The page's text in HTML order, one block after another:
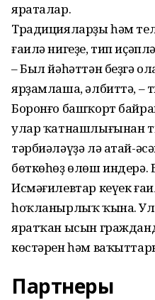
яраталар.
Традицияларҙы һәм
ғаилә нигеҙе, тип
– Был йәһәттән беҙгә
ярҙамлаша, әлбиттә, –
Боронғо башҡорт
улар ҡатнашлығынан
тәрбиәләүҙә лә атай-
бөткөһөҙ өлөш индерә.
Исмәғилевтар кеүек
һоҡланырлыҡ ҡына.
яратҡан ысын
көстәрен һәм
Партнеры